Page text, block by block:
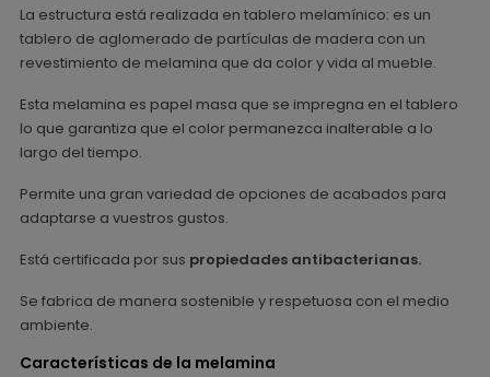
La estructura está realizada en tablero melamínico: es un
tablero de aglomerado de partículas de madera con un
revestimiento de melamina que da color y vida al mueble.
Esta melamina es papel masa que se impregna en el tablero
lo que garantiza que el color permanezca inalterable a lo
largo del tiempo.
Permite una gran variedad de opciones de acabados para
adaptarse a vuestros gustos.
Está certificada por sus propiedades antibacterianas.
Se fabrica de manera sostenible y respetuosa con el medio
ambiente.
Características de la melamina